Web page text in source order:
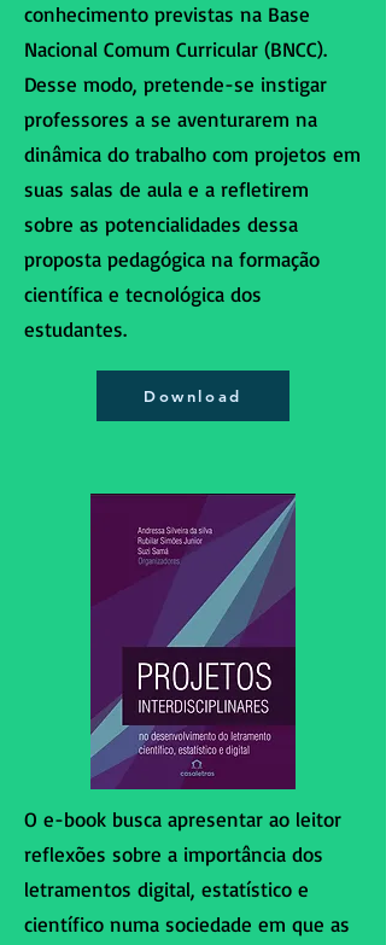
conhecimento previstas na Base
Nacional Comum Curricular (BNCC).
Desse modo, pretende-se instigar
professores a se aventurarem na
dinâmica do trabalho com projetos em
suas salas de aula e a refletirem
sobre as potencialidades dessa
proposta pedagógica na formação
científica e tecnológica dos
estudantes.
Download
O e-book busca apresentar ao leitor
reflexões sobre a importância dos
letramentos digital, estatístico e
científico numa sociedade em que as